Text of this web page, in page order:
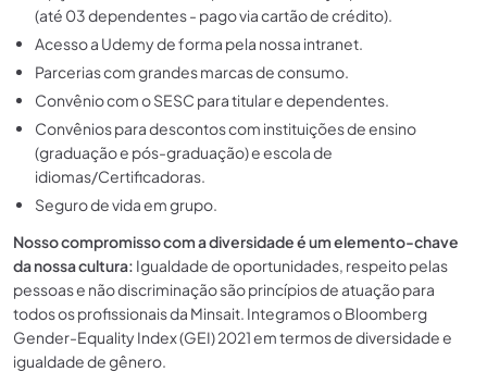
(até 03 dependentes - pago via cartão de crédito).
Acesso a Udemy de forma pela nossa intranet.
Parcerias com grandes marcas de consumo.
Convênio com o SESC para titular e dependentes.
Convênios para descontos com instituições de ensino
(graduação e pós-graduação) e escola de
idiomas/Certificadoras.
Seguro de vida em grupo.
Nosso compromisso com a diversidade é um elemento-chave
da nossa cultura: Igualdade de oportunidades, respeito pelas
pessoas e não discriminação são princípios de atuação para
todos os profissionais da Minsait. Integramos o Bloomberg
Gender-Equality Index (GEI) 2021 em termos de diversidade e
igualdade de gênero.